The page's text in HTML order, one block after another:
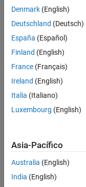
Denmark (English)
Deutschland (Deutsch)
España (Español)
Finland (English)
France (Français)
Ireland (English)
Italia (Italiano)
Luxembourg (English)
Asia-Pacífico
Australia (English)
India (English)
Política de privacidad
Información de
© 1994-2026 The